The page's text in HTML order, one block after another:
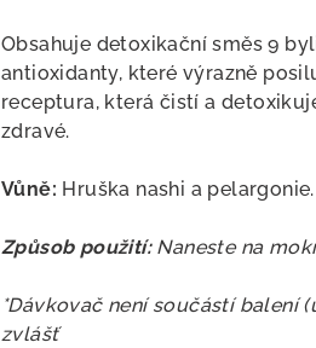
Obsahuje detoxikační směs 9
antioxidanty, které výrazně
receptura, která čistí a
zdravé.
Vůně: Hruška nashi a pelargonie.
Způsob použití:Naneste na
*Dávkovač není součástí balení
zvlášť